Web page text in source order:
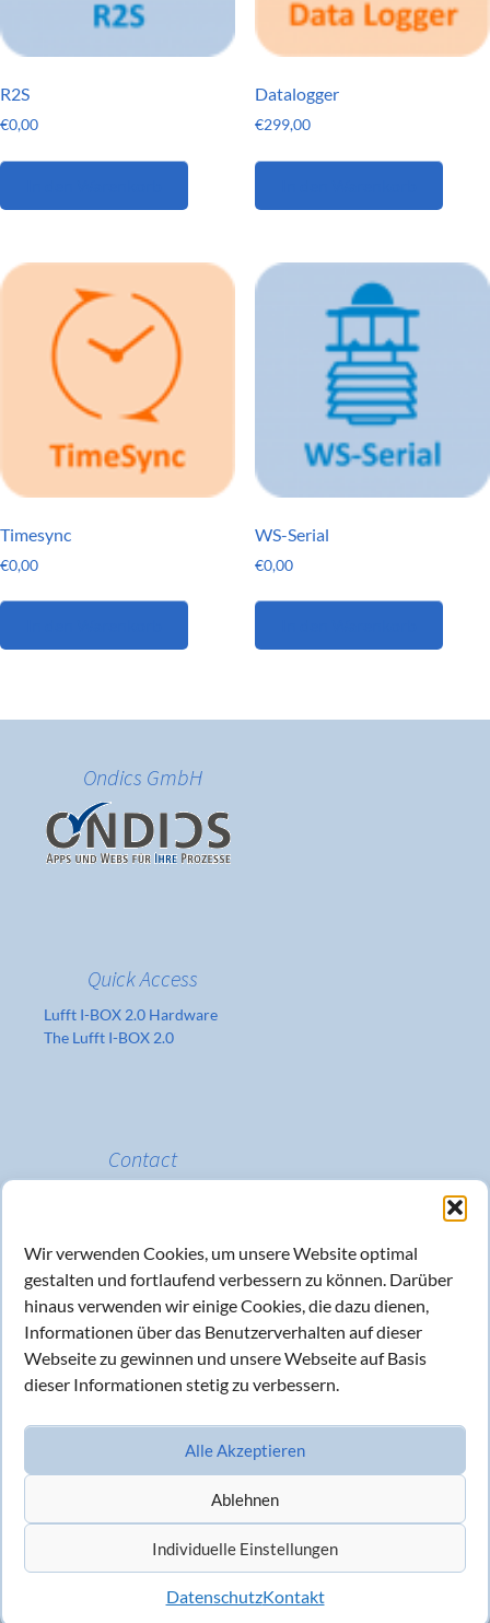
Wir verwenden Cookies, um unsere Website optimal
gestalten und fortlaufend verbessern zu können. Darüber
hinaus verwenden wir einige Cookies, die dazu dienen,
Informationen über das Benutzerverhalten auf dieser
Webseite zu gewinnen und unsere Webseite auf Basis
dieser Informationen stetig zu verbessern.
Alle Akzeptieren
Ablehnen
Individuelle Einstellungen
DatenschutzKontakt
R2S
€0,00
Datalogger
€299,00
Timesync
€0,00
WS-Serial
€0,00
Ondics GmbH
Quick Access
Lufft I-BOX 2.0 Hardware
The Lufft I-BOX 2.0
Contact
Blumenstraße 19
73728 Esslingen, Germany
Tel.: +49-711-31009-3100
Fax: +49-711-31009-3108
E-Mail:info@ondics.de